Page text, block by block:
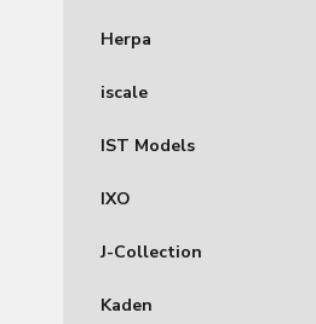
Herpa
iscale
IST Models
IXO
J-Collection
Kaden